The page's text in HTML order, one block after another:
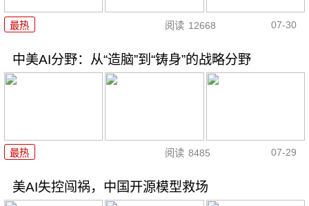
最热 阅读 12668 07-30
中美AI分野：从“造脑”到“铸身”的战略分野
最热 阅读 8485 07-29
美AI失控闯祸，中国开源模型救场